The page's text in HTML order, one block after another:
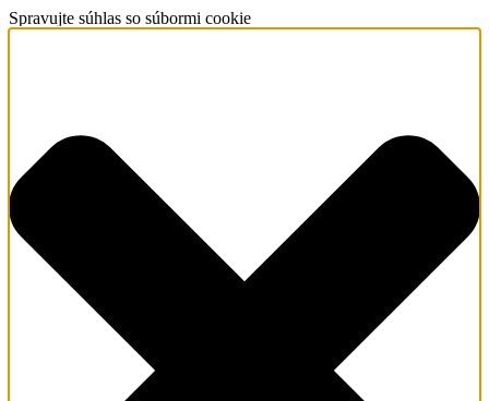
Spravujte súhlas so súbormi cookie